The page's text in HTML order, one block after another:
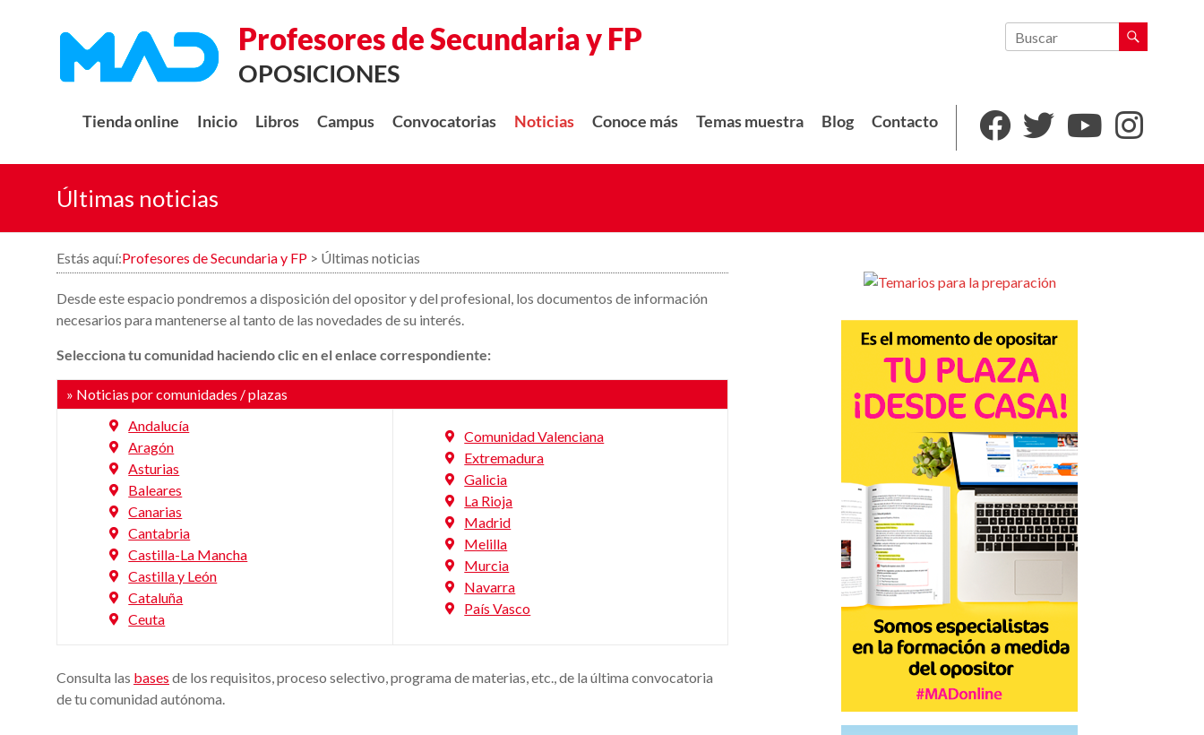
Profesores de Secundaria y FP
OPOSICIONES
Tienda online Inicio Libros Campus Convocatorias Noticias Conoce más Temas muestra Blog Contacto
Últimas noticias
Estás aquí:Profesores de Secundaria y FP > Últimas noticias
Desde este espacio pondremos a disposición del opositor y del profesional, los documentos de información
necesarios para mantenerse al tanto de las novedades de su interés.
Selecciona tu comunidad haciendo clic en el enlace correspondiente:
» Noticias por comunidades / plazas
Andalucía
Aragón
Asturias
Baleares
Canarias
Cantabria
Castilla-La Mancha
Castilla y León
Cataluña
Ceuta
Comunidad Valenciana
Extremadura
Galicia
La Rioja
Madrid
Melilla
Murcia
Navarra
País Vasco
Consulta las bases de los requisitos, proceso selectivo, programa de materias, etc., de la última convocatoria
de tu comunidad autónoma.